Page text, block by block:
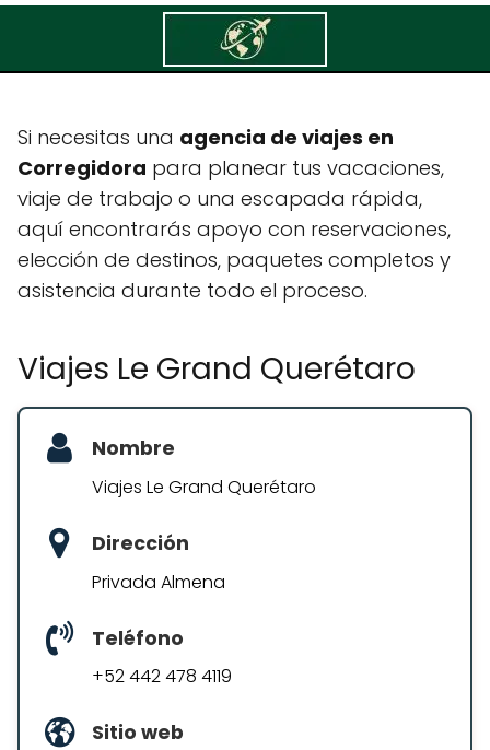
Viajes Le Grand Querétaro
Si necesitas una agencia de viajes en
Corregidora para planear tus vacaciones,
viaje de trabajo o una escapada rápida,
aquí encontrarás apoyo con reservaciones,
elección de destinos, paquetes completos y
asistencia durante todo el proceso.
Viajes Le Grand Querétaro
Nombre
Viajes Le Grand Querétaro
Dirección
Privada Almena
Teléfono
+52 442 478 4119
Sitio web